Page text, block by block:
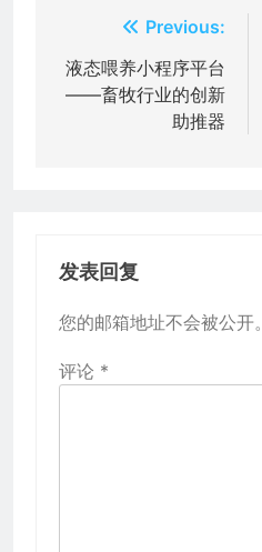
章
Previous:
液态喂养小程序平台
——畜牧行业的创新
助推器
发表回复
您的邮箱地址不会被公开。
评论 *